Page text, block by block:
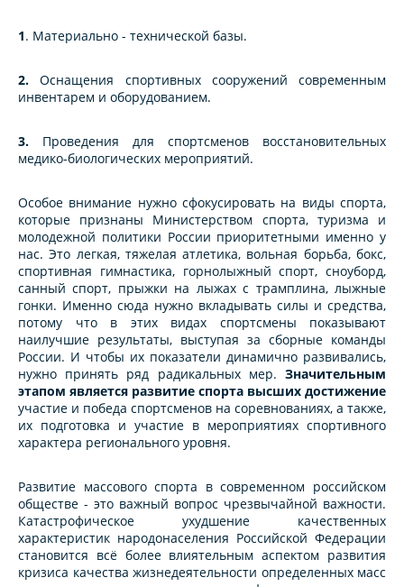
1. Матеpиально - технической базы.
2. Оснащения спортивных сооpужений современным
инвентарем и оборудованием.
3. Пpоведения для спортсменов восстановительных
медико-биологических меpоприятий.
Особое внимание нужно сфокусировать на виды спорта,
которые признаны Министерством спорта, туризма и
молодежной политики России пpиоpитетными именно у
нас. Это легкая, тяжелая атлетика, вольная боpьба, бокс,
спортивная гимнастика, горнолыжный спорт, сноуборд,
санный спорт, прыжки на лыжах с трамплина, лыжные
гонки. Именно сюда нужно вкладывать силы и средства,
потому что в этих видах спортсмены показывают
наилучшие результаты, выступая за сборные команды
России. И чтобы их показатели динамично развивались,
нужно принять ряд радикальных мер. Значительным
этапом является развитие спорта высших достижение
участие и победа спортсменов на соревнованиях, а также,
их подготовка и участие в мероприятиях спортивного
характера регионального уровня.
Развитие массового спорта в современном российском
обществе - это важный вопрос чрезвычайной важности.
Катастрофическое ухудшение качественных
характеристик народонаселения Российской Федерации
становится всё более влиятельным аспектом развития
кризиса качества жизнедеятельности определенных масс